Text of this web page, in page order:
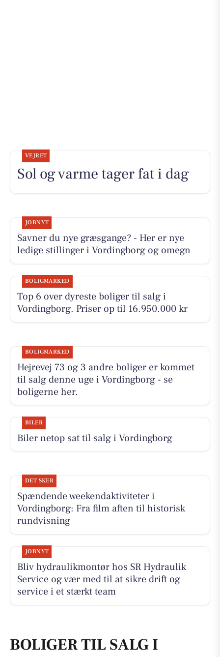
VEJRET
Sol og varme tager fat i dag
JOBNYT
Savner du nye græsgange? - Her er nye
ledige stillinger i Vordingborg og omegn
BOLIGMARKED
Top 6 over dyreste boliger til salg i
Vordingborg. Priser op til 16.950.000 kr
BOLIGMARKED
Hejrevej 73 og 3 andre boliger er kommet
til salg denne uge i Vordingborg - se
boligerne her.
BILER
Biler netop sat til salg i Vordingborg
DET SKER
Spændende weekendaktiviteter i
Vordingborg: Fra film aften til historisk
rundvisning
JOBNYT
Bliv hydraulikmontør hos SR Hydraulik
Service og vær med til at sikre drift og
service i et stærkt team
BOLIGER TIL SALG I